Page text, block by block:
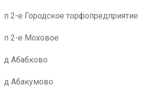
п 2-е Городское торфопредприятие
п 2-е Моховое
д Абабково
д Абакумово